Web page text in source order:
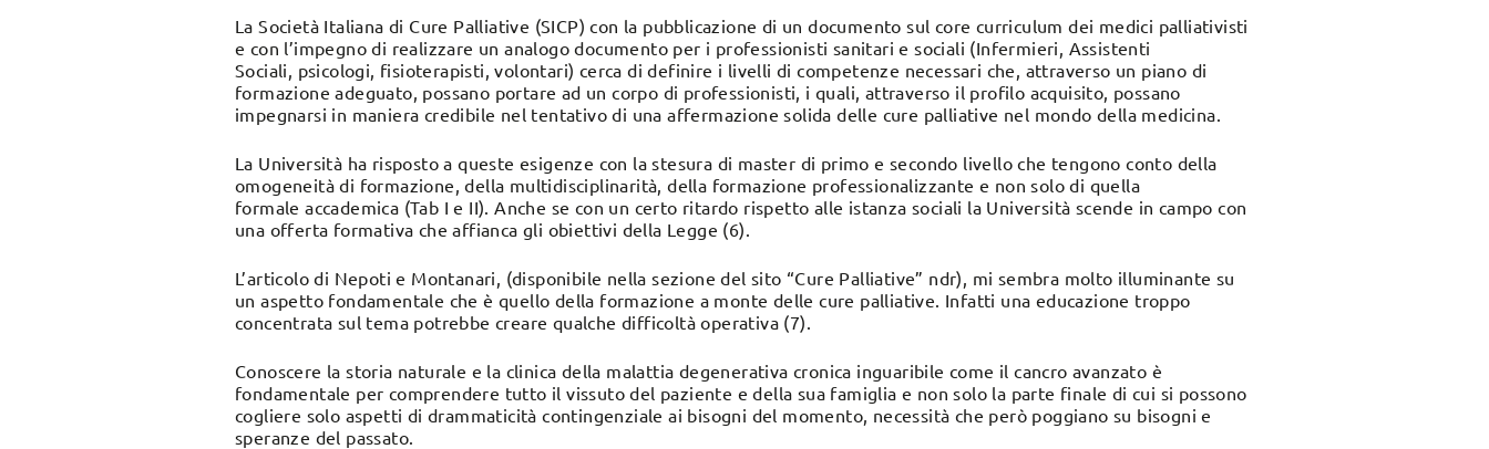
La Società Italiana di Cure Palliative (SICP) con la pubblicazione di un documento sul core curriculum dei medici palliativisti
e con l’impegno di realizzare un analogo documento per i professionisti sanitari e sociali (Infermieri, Assistenti
Sociali, psicologi, fisioterapisti, volontari) cerca di definire i livelli di competenze necessari che, attraverso un piano di
formazione adeguato, possano portare ad un corpo di professionisti, i quali, attraverso il profilo acquisito, possano
impegnarsi in maniera credibile nel tentativo di una affermazione solida delle cure palliative nel mondo della medicina.
La Università ha risposto a queste esigenze con la stesura di master di primo e secondo livello che tengono conto della
omogeneità di formazione, della multidisciplinarità, della formazione professionalizzante e non solo di quella
formale accademica (Tab I e II). Anche se con un certo ritardo rispetto alle istanza sociali la Università scende in campo con
una offerta formativa che affianca gli obiettivi della Legge (6).
L’articolo di Nepoti e Montanari, (disponibile nella sezione del sito “Cure Palliative” ndr), mi sembra molto illuminante su
un aspetto fondamentale che è quello della formazione a monte delle cure palliative. Infatti una educazione troppo
concentrata sul tema potrebbe creare qualche difficoltà operativa (7).
Conoscere la storia naturale e la clinica della malattia degenerativa cronica inguaribile come il cancro avanzato è
fondamentale per comprendere tutto il vissuto del paziente e della sua famiglia e non solo la parte finale di cui si possono
cogliere solo aspetti di drammaticità contingenziale ai bisogni del momento, necessità che però poggiano su bisogni e
speranze del passato.